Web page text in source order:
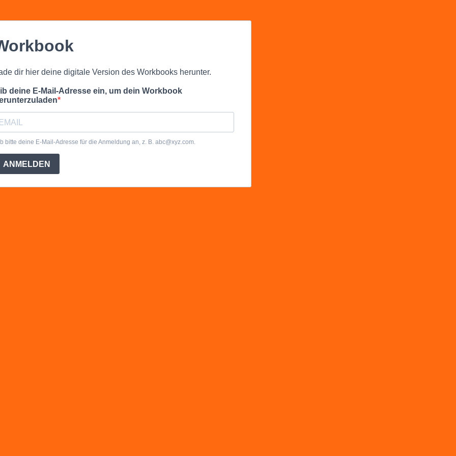
dir hier deine digitale Version des Workbooks herunter.
deine E-Mail-Adresse ein, um dein Workbook
bitte deine E-Mail-Adresse für die Anmeldung an, z. B. abc@xyz.com.
ANMELDEN